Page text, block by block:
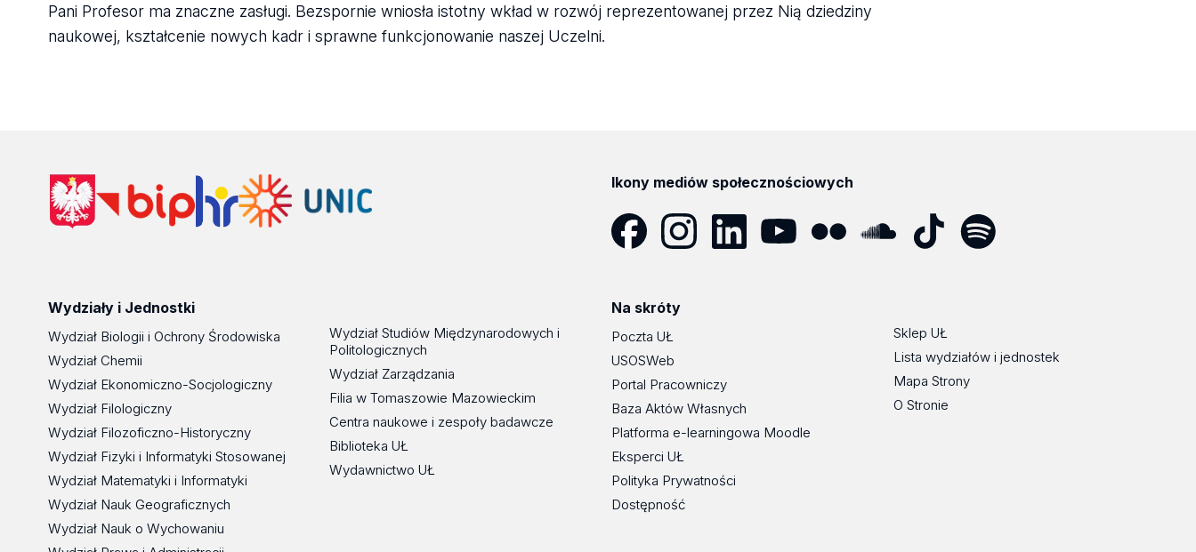
Pani Profesor ma znaczne zasługi. Bezspornie wniosła istotny wkład w rozwój reprezentowanej przez Nią dziedziny
naukowej, kształcenie nowych kadr i sprawne funkcjonowanie naszej Uczelni.
Ikony mediów społecznościowych
Wydziały i Jednostki
Wydział Biologii i Ochrony Środowiska
Wydział Chemii
Wydział Ekonomiczno-Socjologiczny
Wydział Filologiczny
Wydział Filozoficzno-Historyczny
Wydział Fizyki i Informatyki Stosowanej
Wydział Matematyki i Informatyki
Wydział Nauk Geograficznych
Wydział Nauk o Wychowaniu
Wydział Studiów Międzynarodowych i
Politologicznych
Wydział Zarządzania
Filia w Tomaszowie Mazowieckim
Centra naukowe i zespoły badawcze
Biblioteka UŁ
Wydawnictwo UŁ
Na skróty
Poczta UŁ
USOSWeb
Portal Pracowniczy
Baza Aktów Własnych
Platforma e-learningowa Moodle
Eksperci UŁ
Polityka Prywatności
Dostępność
Sklep UŁ
Lista wydziałów i jednostek
Mapa Strony
O Stronie